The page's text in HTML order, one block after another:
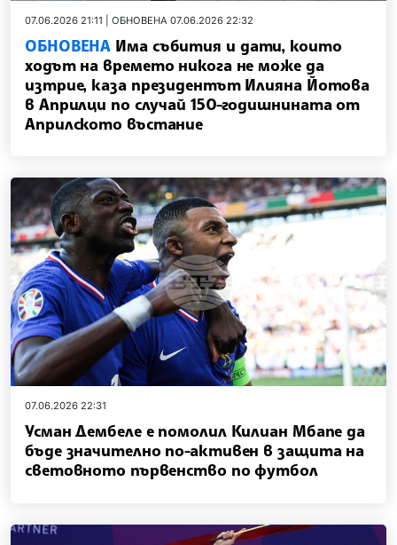
07.06.2026 21:11 | ОБНОВЕНА 07.06.2026 22:32
ОБНОВЕНА Има събития и дати, които
ходът на времето никога не може да
изтрие, каза президентът Илияна Йотова
в Априлци по случай 150-годишнината от
Априлското въстание
07.06.2026 22:31
Усман Дембеле е помолил Килиан Мбапе да
бъде значително по-активен в защита на
световното първенство по футбол